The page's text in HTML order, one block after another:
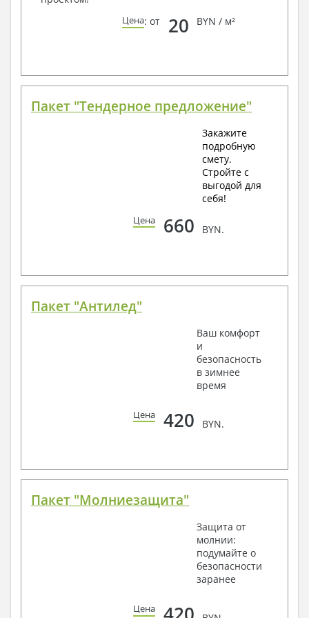
Цена: от 20 BYN / м²
Пакет "Тендерное предложение"
Закажите
подробную
смету.
Стройте с
выгодой для
себя!
Цена 660 BYN.
Пакет "Антилед"
Ваш комфорт
и
безопасность
в зимнее
время
Цена 420 BYN.
Пакет "Молниезащита"
Защита от
молнии:
подумайте о
безопасности
заранее
Цена